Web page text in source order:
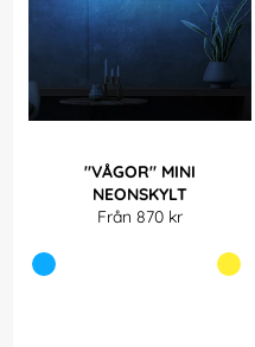
"VÅGOR" MINI
NEONSKYLT
Från 870 kr